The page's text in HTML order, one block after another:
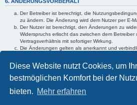
Diese Website nutzt Cookies, um
bestmöglichen Komfort bei der
bieten. Mehr erfahren
Der Betreiber ist berechtigt, die
zu ändern. Die Änderung wird dem Nutzer per E-
Der Nutzer ist berechtigt, den Änderungen zu
Widerspruchs erlischt das zwischen dem
Vertragsverhältnis mit sofortiger Wirkung.
Die Änderungen gelten als anerkannt und
Informationen über den Umgang mit Ihren
Datenschutzerklärung enthalten.